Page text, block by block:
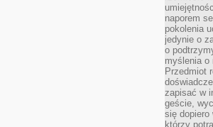
naporem
pokolenia
jedynie o
o
myślenia o
Przedmiot
zapisać w
geście,
się dopiero
którzy